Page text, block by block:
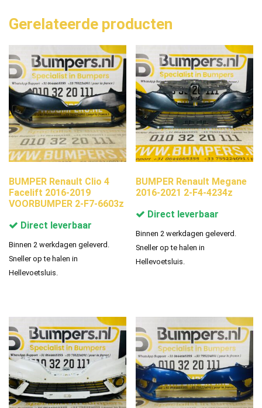
Gerelateerde producten
BUMPER Renault Clio 4
Facelift 2016-2019
VOORBUMPER 2-F7-6603z
Direct leverbaar
Binnen 2 werkdagen geleverd.
Sneller op te halen in
Hellevoetsluis.
BUMPER Renault Megane
2016-2021 2-F4-4234z
Direct leverbaar
Binnen 2 werkdagen geleverd.
Sneller op te halen in
Hellevoetsluis.